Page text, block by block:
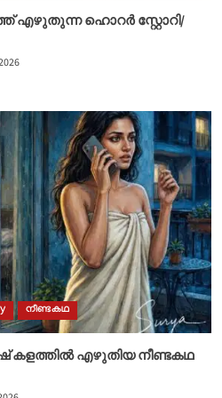
എഴുതുന്ന ഹൊറർ സ്റ്റോറി/
നീണ്ടകഥ
കളത്തിൽ എഴുതിയ നീണ്ടകഥ